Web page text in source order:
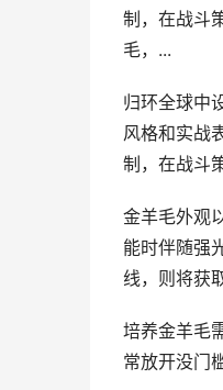
制，在战斗
毛，...
归环全球中
风格和实战
制，在战斗
金羊毛外观
能时伴随强
线，则将获
培养金羊毛
常放开没门